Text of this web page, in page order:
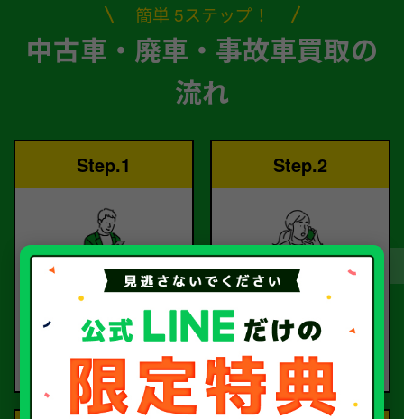
簡単 5ステップ！
中古車・廃車・事故車買取の
流れ
Step.1
ご依頼
お電話または査定フォー
ご依頼ください。
Step.2
査定
査定のプロが
お電話で回答いたしま
す。